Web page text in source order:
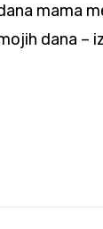
mama
dana –